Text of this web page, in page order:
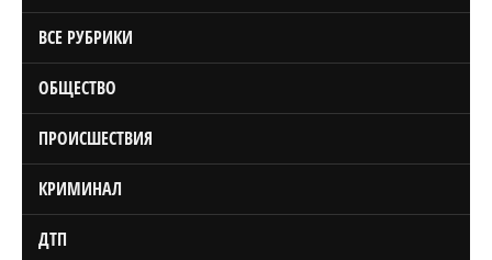
ВСЕ РУБРИКИ
ОБЩЕСТВО
ПРОИСШЕСТВИЯ
КРИМИНАЛ
ДТП